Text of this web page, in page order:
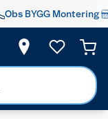
Obs BYGG Montering